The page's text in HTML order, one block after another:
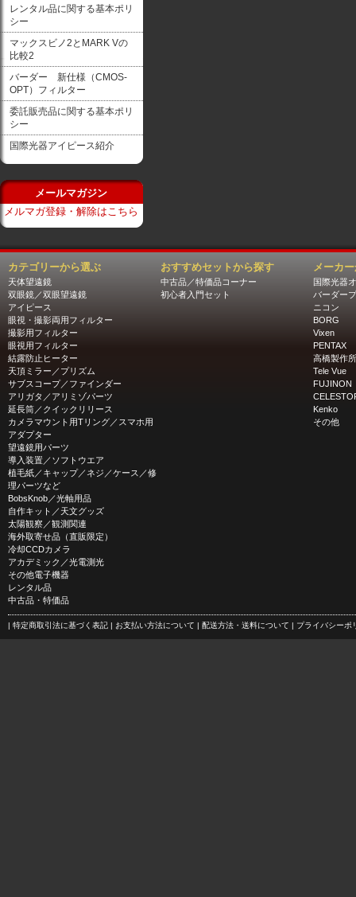
レンタル品に関する基本ポリ
シー
マックスビノ2とMARK Vの
比較2
バーダー 新仕様（CMOS-
OPT）フィルター
委託販売品に関する基本ポリ
シー
国際光器アイピース紹介
メールマガジン
メルマガ登録・解除はこちら
カテゴリーから選ぶ
天体望遠鏡
双眼鏡／双眼望遠鏡
アイピース
眼視・撮影両用フィルター
撮影用フィルター
眼視用フィルター
結露防止ヒーター
天頂ミラー／プリズム
サブスコープ／ファインダー
アリガタ／アリミゾパーツ
延長筒／クイックリリース
カメラマウント用Tリング／スマホ用
アダプター
望遠鏡用パーツ
導入装置／ソフトウエア
植毛紙／キャップ／ネジ／ケース／修
理パーツなど
BobsKnob／光軸用品
自作キット／天文グッズ
太陽観察／観測関連
海外取寄せ品（直販限定）
冷却CCDカメラ
アカデミック／光電測光
その他電子機器
レンタル品
中古品・特価品
おすすめセットから探す
中古品／特価品コーナー
初心者入門セット
メーカ
国際光器
バーダー
ニコン
BORG
Vixen
PENTAX
高橋製作所
Tele Vue
FUJINON
Kenko
その他
| 特定商取引法に基づく表記 | お支払い方法について | 配送方法・送料について | プライバシーポ